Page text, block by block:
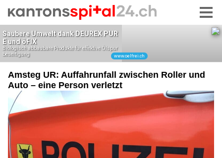
Amsteg UR: Auffahrunfall zwischen Roller und
Auto – eine Person verletzt